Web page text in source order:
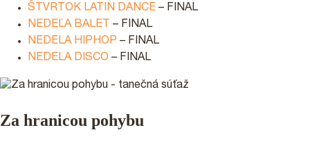
ŠTVRTOK LATIN DANCE – FINAL
NEDEĽA BALET – FINAL
NEDELA HIPHOP – FINAL
NEDELA DISCO – FINAL
Za hranicou pohybu